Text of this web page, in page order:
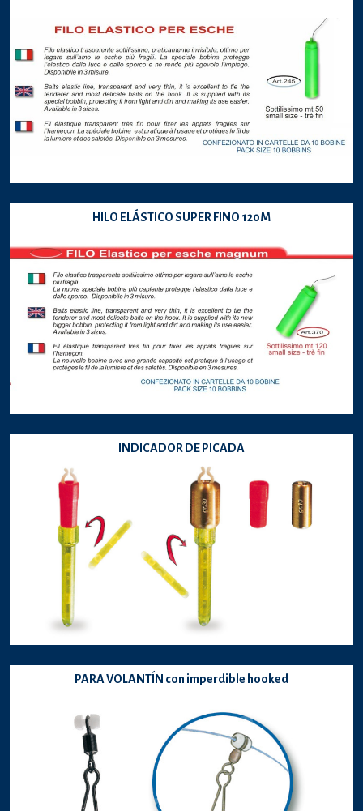
HILO ELÁSTICO SUPER FINO 120M
INDICADOR DE PICADA
PARA VOLANTÍN con imperdible hooked